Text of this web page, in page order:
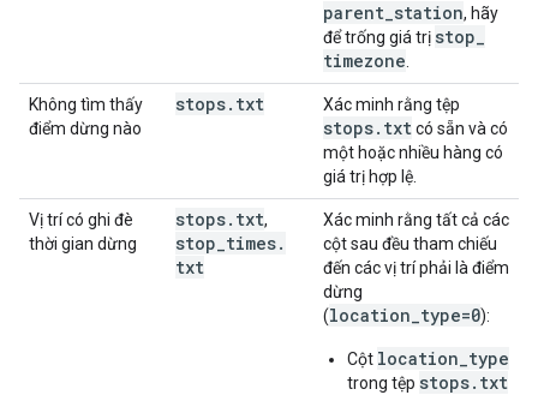
parent station, hãy
để trống giá trị stop
timezone
Không tìm thấy
điểm dừng nào
stops. txt Xác minh rằng tệp
stops. txtcó sẵn và có
một hoặc nhiều hàng có
giá trị hợp lệ.
Vị trí có ghi đè
thời gian dừng
stops. txt,
stop times.
txt
Xác minh rằng tất cả các
cột sau đều tham chiếu
đến các vị trí phải là điểm
dừng
(location_type=0):
Cột location_type
trong tệp stops.txt